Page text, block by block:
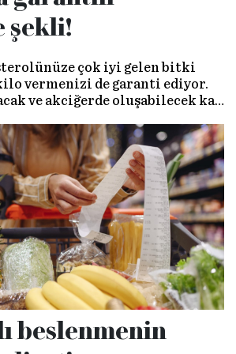
şekli!
çok iyi gelen bitki
vermenizi de garanti ediyor.
ve akciğerde oluşabilecek kan
hem dünyayı hem de kendi
var mısınız?
beslenmenin